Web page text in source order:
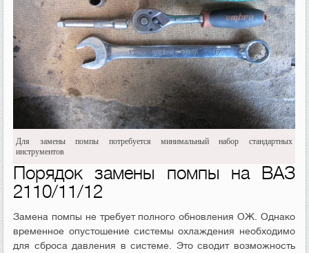
Для замены помпы потребуется минимальный набор стандартных
инструментов
Порядок замены помпы на ВАЗ
2110/11/12
Замена помпы не требует полного обновления ОЖ. Однако
временное опустошение системы охлаждения необходимо
для сброса давления в системе. Это сводит возможность